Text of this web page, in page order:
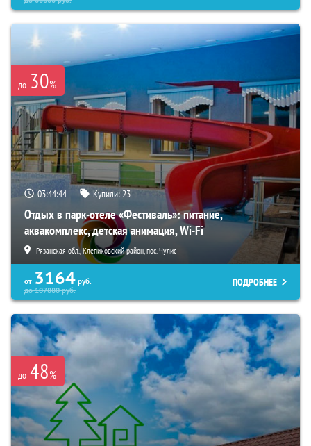
до 30%
03:44:43 Купили:23
Отдых в парк-отеле «Фестиваль»: питание,
аквакомплекс, детская анимация, Wi-Fi
Рязанская обл., Клепиковский район, пос. Чулис
от 3164 руб.
до107880руб.
ПОДРОБНЕЕ
до 48%